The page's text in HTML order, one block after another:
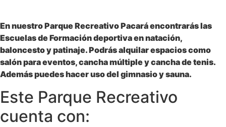
En nuestro Parque Recreativo Pacará encontrarás las
Escuelas deFormación deportiva en natación,
baloncesto y patinaje. Podrás alquilar espacios como
salón para eventos, cancha múltiple y cancha de tenis.
Además puedes hacer uso del gimnasio y sauna.
Este Parque Recreativo
cuenta con: